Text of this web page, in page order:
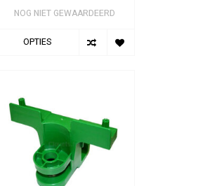
NOG NIET GEWAARDEERD
OPTIES